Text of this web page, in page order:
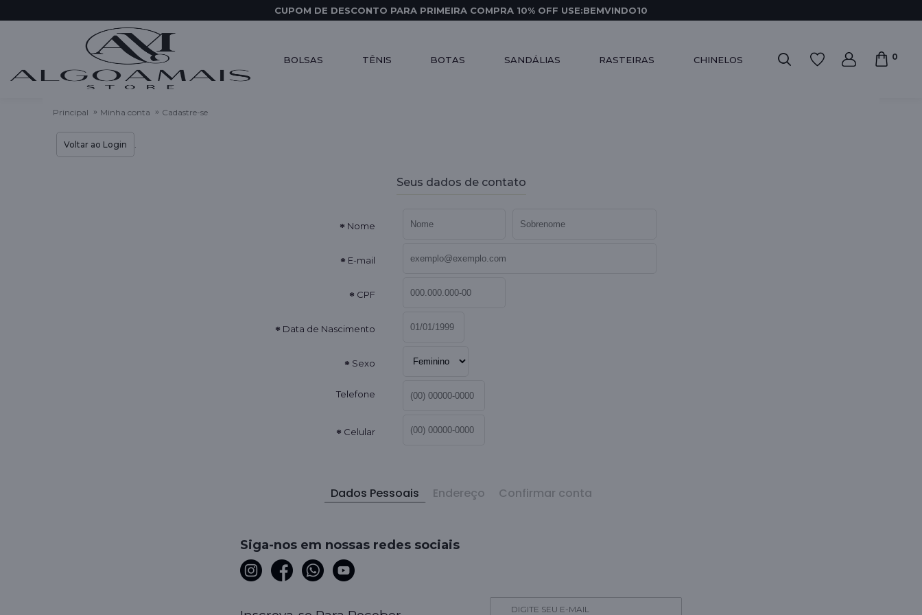
CUPOM DE DESCONTO PARA PRIMEIRA COMPRA 10% OFF USE:BEMVINDO10
BOLSAS TÊNIS BOTAS SANDÁLIAS RASTEIRAS CHINELOS 0
Principal Minha conta Cadastre-se
Voltar ao Login .
Seus dados de contato
Nome
E-mail
CPF
Data de Nascimento
Sexo
Telefone
Celular
Dados Pessoais Endereço Confirmar conta
Siga-nos em nossas redes sociais